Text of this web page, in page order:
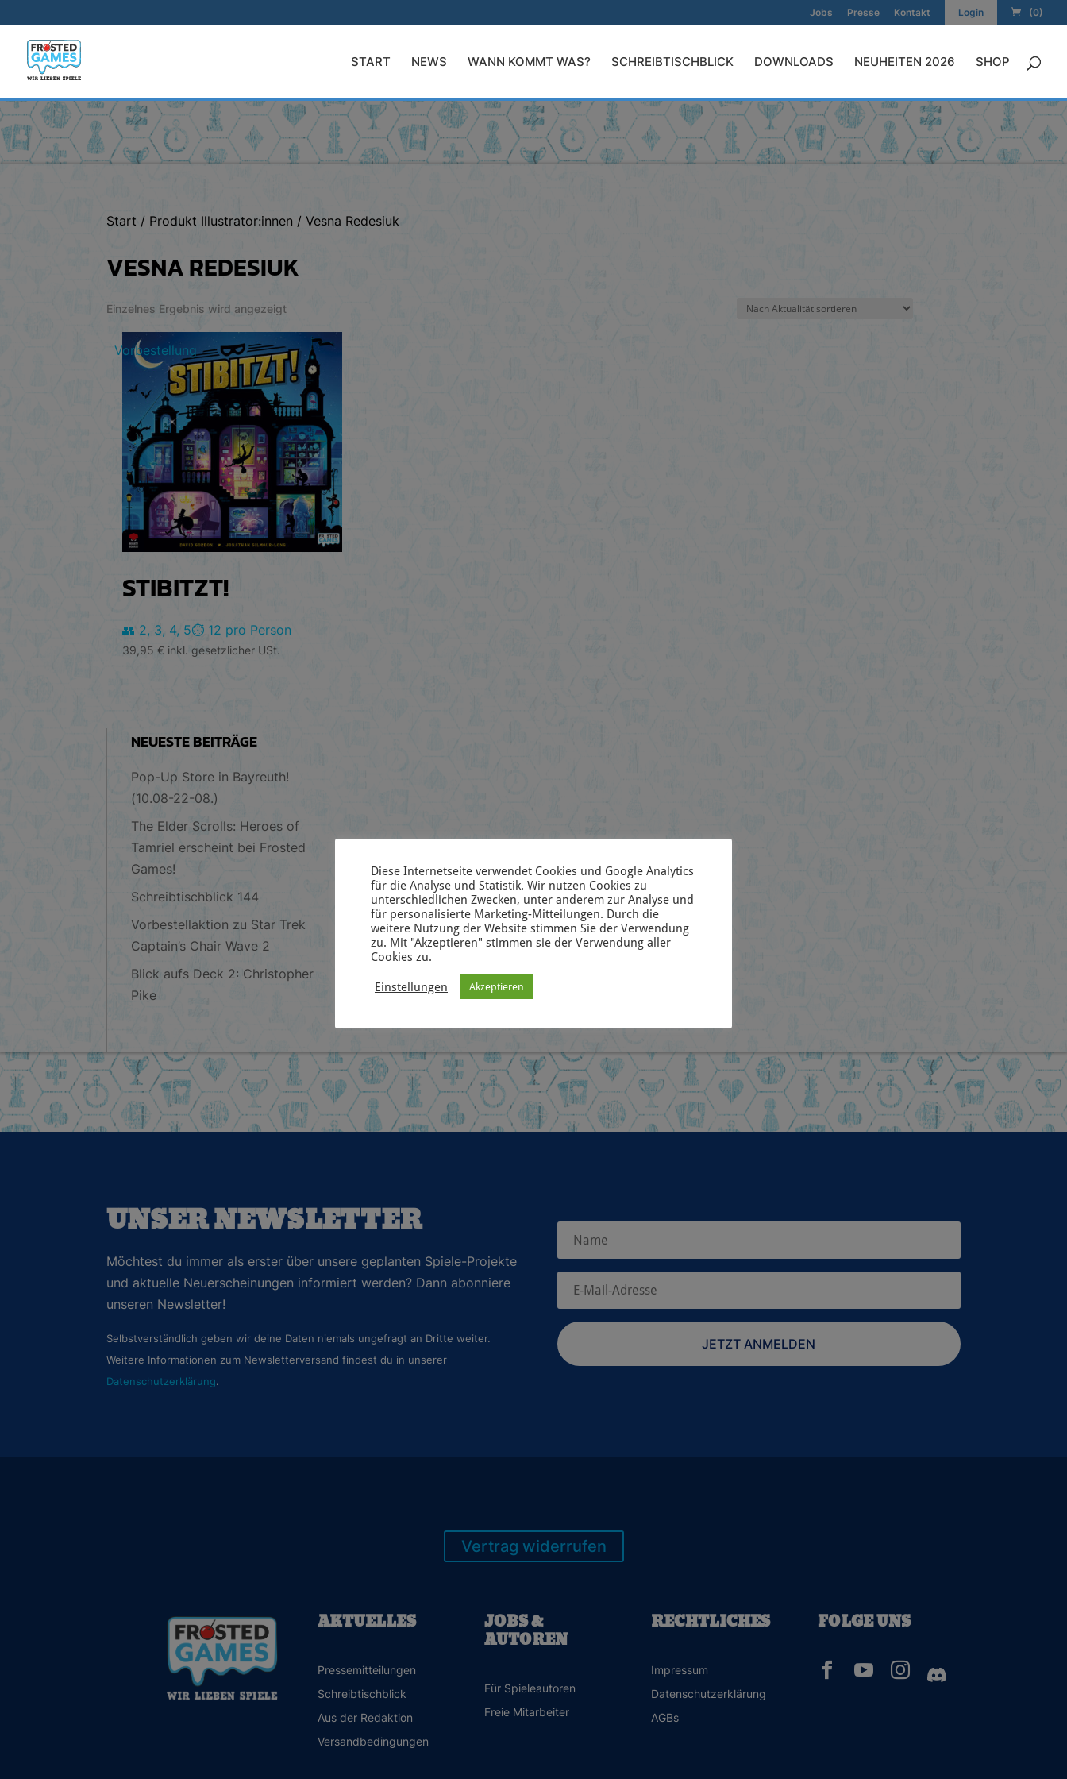
Jobs Presse Kontakt Login (0)
START NEWS WANN KOMMT WAS? SCHREIBTISCHBLICK DOWNLOADS NEUHEITEN 2026 SHOP
Start / Produkt Illustrator:innen / Vesna Redesiuk
VESNA REDESIUK
Einzelnes Ergebnis wird angezeigt
Vorbestellung
STIBITZT!
👥 2, 3, 4, 5⏱️ 12 pro Person
39,95€ inkl. gesetzlicher USt.
NEUESTE BEITRÄGE
Pop-Up Store in Bayreuth!
(10.08-22-08.)
The Elder Scrolls: Heroes of
Tamriel erscheint bei Frosted
Games!
Schreibtischblick 144
Vorbestellaktion zu Star Trek
Captain’s Chair Wave 2
Blick aufs Deck 2: Christopher
Pike
UNSER NEWSLETTER
Möchtest du immer als erster über unsere geplanten Spiele-Projekte
und aktuelle Neuerscheinungen informiert werden? Dann abonniere
unseren Newsletter!
Selbstverständlich geben wir deine Daten niemals ungefragt an Dritte weiter.
Weitere Informationen zum Newsletterversand findest du in unserer
Datenschutzerklärung.
JETZT ANMELDEN
Vertrag widerrufen
AKTUELLES
Pressemitteilungen
Schreibtischblick
Aus der Redaktion
Versandbedingungen
JOBS &
AUTOREN
Für Spieleautoren
Freie Mitarbeiter
RECHTLICHES
Impressum
Datenschutzerklärung
AGBs
FOLGE UNS
  
Diese Internetseite verwendet Cookies und Google Analytics
für die Analyse und Statistik. Wir nutzen Cookies zu
unterschiedlichen Zwecken, unter anderem zur Analyse und
für personalisierte Marketing-Mitteilungen. Durch die
weitere Nutzung der Website stimmen Sie der Verwendung
zu. Mit "Akzeptieren" stimmen sie der Verwendung aller
Cookies zu.
Einstellungen Akzeptieren